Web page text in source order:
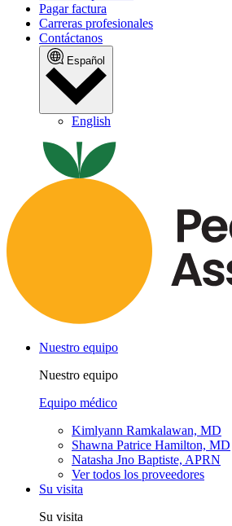
Pagar factura
Carreras profesionales
Contáctanos
Español
English
Nuestro equipo
Nuestro equipo
Equipo médico
Kimlyann Ramkalawan, MD
Shawna Patrice Hamilton, MD
Natasha Jno Baptiste, APRN
Ver todos los proveedores
Su visita
Su visita